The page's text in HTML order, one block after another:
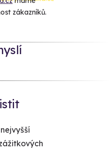
zákazníků.